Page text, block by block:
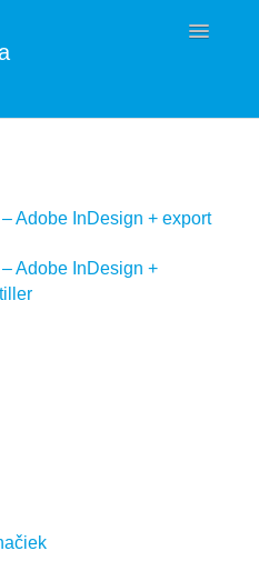
Toggle
Adobe InDesign + export
Adobe InDesign +